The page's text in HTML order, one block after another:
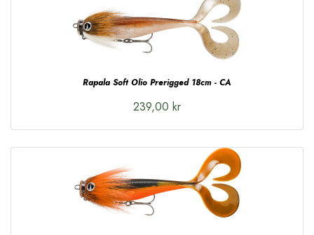
Rapala Soft Olio Prerigged 18cm - CA
239,00 kr